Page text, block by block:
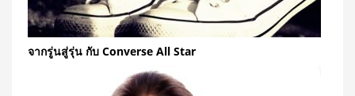
จากรู่นสู่รุ่น กับ Converse All Star